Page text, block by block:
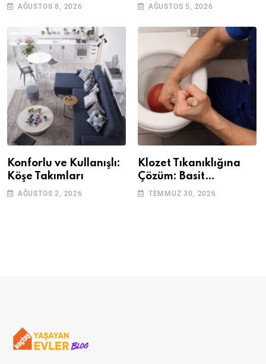
AĞUSTOS 8, 2026
Yöntemleri
AĞUSTOS 5, 2026
Konforlu ve Kullanışlı:
Köşe Takımları
AĞUSTOS 2, 2026
Klozet Tıkanıklığına
Çözüm: Basit
Adımlarla Klozetinizi
TEMMUZ 30, 2026